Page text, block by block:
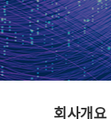
회사개요